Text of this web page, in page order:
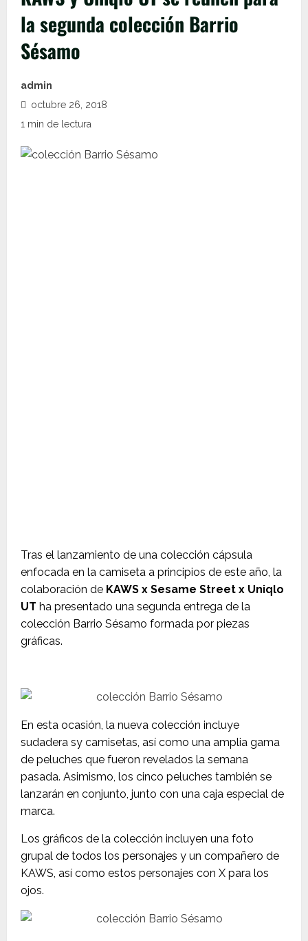
la segunda colección Barrio
Sésamo
admin
octubre 26, 2018
1 min de lectura
Tras el lanzamiento de una colección cápsula
enfocada en la camiseta a principios de este año, la
colaboración de KAWS x Sesame Street x Uniqlo
UT ha presentado una segunda entrega de la
colección Barrio Sésamo formada por piezas
gráficas.
En esta ocasión, la nueva colección incluye
sudadera sy camisetas, así como una amplia gama
de peluches que fueron revelados la semana
pasada. Asimismo, los cinco peluches también se
lanzarán en conjunto, junto con una caja especial de
marca.
Los gráficos de la colección incluyen una foto
grupal de todos los personajes y un compañero de
KAWS, así como estos personajes con X para los
ojos.